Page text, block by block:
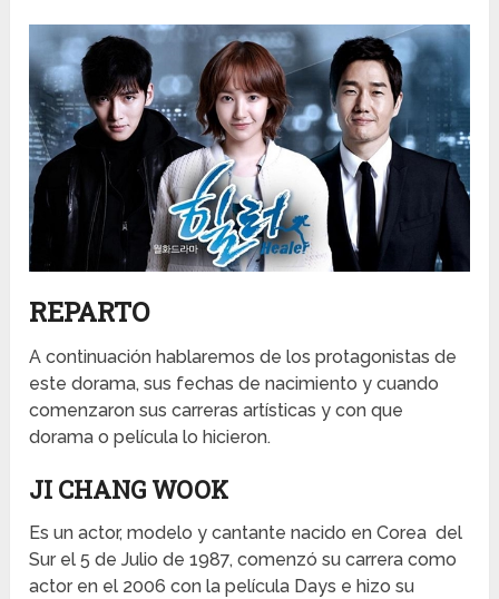
REPARTO
A continuación hablaremos de los protagonistas de
este dorama, sus fechas de nacimiento y cuando
comenzaron sus carreras artísticas y con que
dorama o película lo hicieron.
JI CHANG WOOK
Es un actor, modelo y cantante nacido en Corea del
Sur el 5 de Julio de 1987, comenzó su carrera como
actor en el 2006 con la película Days e hizo su